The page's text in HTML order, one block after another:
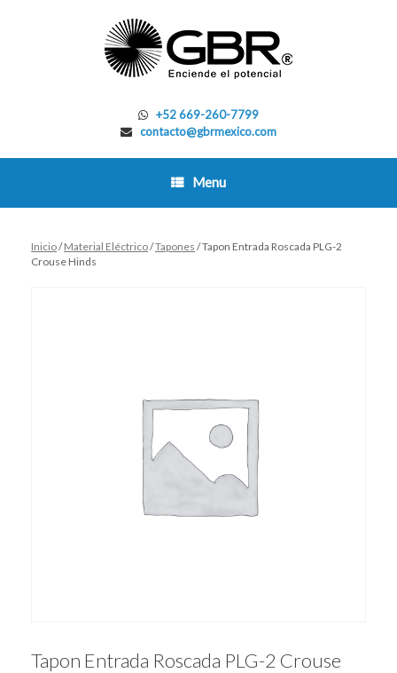
+52 669-260-7799
contacto@gbrmexico.com
Menu
Inicio/Material Eléctrico/Tapones / Tapon Entrada Roscada PLG-2
Crouse Hinds
Tapon Entrada Roscada PLG-2 Crouse